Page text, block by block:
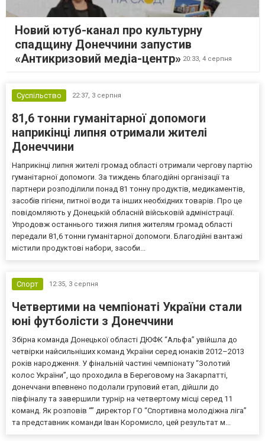
Новий ютуб-канал про культурну
спадщину Донеччини запустив
«Антикризовий медіа-центр» 20:33, 4 серпня
Суспільство 22:37, 3 серпня
81,6 тонни гуманітарної допомоги
наприкінці липня отримали жителі
Донеччини
Наприкінці липня жителі громад області отримали чергову партію
гуманітарної допомоги. За тиждень благодійні організації та
партнери розподілили понад 81 тонну продуктів, медикаментів,
засобів гігієни, питної води та інших необхідних товарів. Про це
повідомляють у Донецькій обласній військовій адміністрації.
Упродовж останнього тижня липня жителям громад області
передали 81,6 тонни гуманітарної допомоги. Благодійні вантажі
містили продуктові набори, засоби...
Спорт 12:35, 3 серпня
Четвертими на чемпіонаті України стали
юні футболісти з Донеччини
Збірна команда Донецької області ДЮФК “Альфа” увійшла до
четвірки найсильніших команд України серед юнаків 2012–2013
років народження. У фінальній частині чемпіонату “Золотий
колос України”, що проходила в Береговому на Закарпатті,
донеччани впевнено подолали груповий етап, дійшли до
півфіналу та завершили турнір на четвертому місці серед 11
команд. Як розповів “” директор ГО “Спортивна молодіжна ліга”
та представник команди Іван Коромисло, цей результат м...